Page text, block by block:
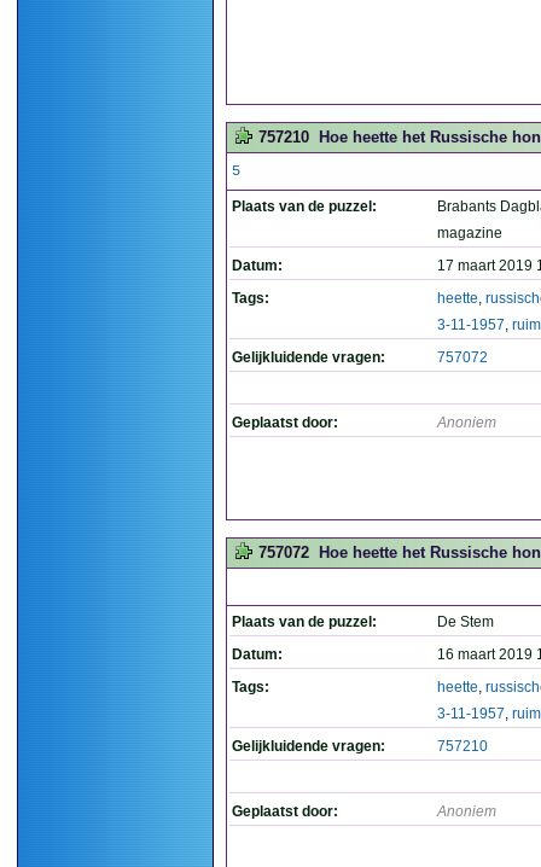
757210 Hoe heette het Russische
5
Plaats van de puzzel:
Brabants
magazine
Datum:
17 maart 2019
Tags:
heette,
3-11-1957,
Gelijkluidende vragen:
757072
Geplaatst door: Anoniem
757072 Hoe heette het Russische
Plaats van de puzzel:
De Stem
Datum:
16 maart 2019
Tags:
heette,
3-11-1957,
Gelijkluidende vragen:
757210
Geplaatst door: Anoniem